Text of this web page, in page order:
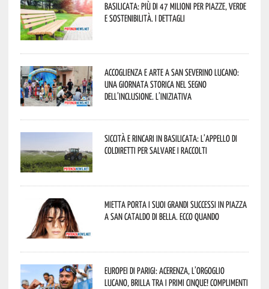
Basilicata: più di 47 milioni per piazze, verde
e sostenibilità. I dettagli
Accoglienza e arte a San Severino Lucano:
una giornata storica nel segno
dell’inclusione. L’iniziativa
Siccità e rincari in Basilicata: l’appello di
Coldiretti per salvare i raccolti
Mietta porta i suoi grandi successi in piazza
a San Cataldo di Bella. Ecco quando
Europei di Parigi: Acerenza, l’orgoglio
lucano, brilla tra i primi cinque! Complimenti